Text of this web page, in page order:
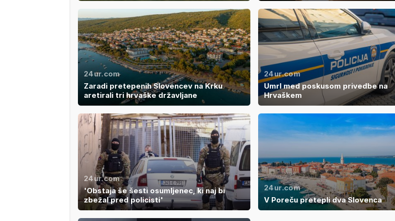
24ur.com
Zaradi pretepenih Slovencev na Krku
aretirali tri hrvaške državljane
24ur.com
Umrl med poskusom privedbe na
Hrvaškem
24ur.com
'Obstaja še šesti osumljenec, ki naj bi
zbežal pred policisti'
24ur.com
V Poreču pretepli dva Slovenca